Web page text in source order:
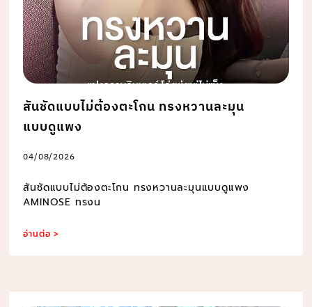
สันชัดแบบไม่ต้องตะโกน ทรงหวานละมุน
แบบดูแพง
04/08/2026
สันชัดแบบไม่ต้องตะโกน ทรงหวานละมุนแบบดูแพง
AMINOSE ทรงน
อ่านต่อ >